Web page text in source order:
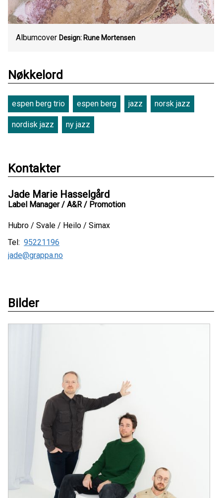
Albumcover Design: Rune Mortensen
Nøkkelord
espen berg trio espen berg jazz norsk jazz
nordisk jazz ny jazz
Kontakter
Jade Marie Hasselgård
Label Manager / A&R / Promotion
Hubro / Svale / Heilo / Simax
Tel: 95221196
jade@grappa.no
Bilder